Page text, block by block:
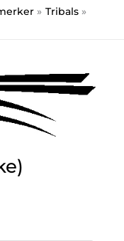
Tribals